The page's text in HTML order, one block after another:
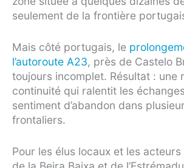
seulement de la frontière
Mais côté portugais, le
l’autoroute A23, près de Castelo
toujours incomplet. Résultat : une
continuité qui ralentit les
sentiment d’abandon dans
frontaliers.
Pour les élus locaux et les